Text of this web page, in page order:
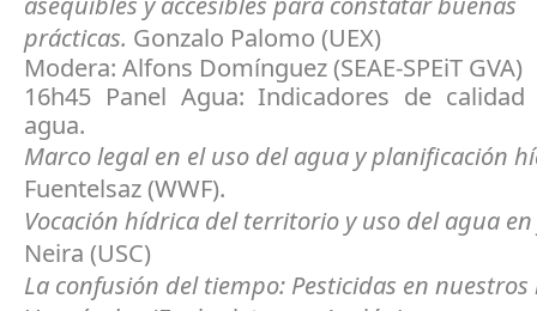
prácticas. Gonzalo Palomo (UEX)
Modera: Alfons Domínguez (SEAE-SPEiT GVA)
16h45 Panel Agua: Indicadores de
agua.
Marco legal en el uso del agua y planificación
Fuentelsaz (WWF).
Vocación hídrica del territorio y uso del agua
Neira (USC)
La confusión del tiempo: Pesticidas en nuestros